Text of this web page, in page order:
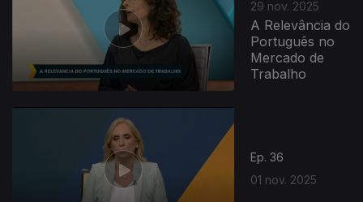
29 nov. 2025
A Relevância do
Português no
Mercado de
Trabalho
Ep. 36
01 nov. 2025